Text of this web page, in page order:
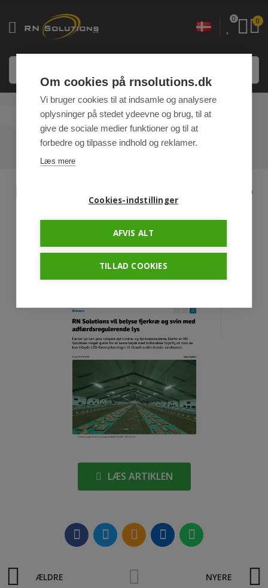
0 0
PRESSE OG BLOG
HJEM PRESSE OG BLOG
RN Solutions vil belyse fjerkræ
og svin med
adfærdsregulerende lys
Presse Og Blogs,Presse
LÆS ARTIKLEN
ÆLDRE NYERE
Om cookies på rnsolutions.dk
Vi bruger cookies til at indsamle og analysere
oplysninger på stedet ydeevne og brug, til at
give de sociale medier funktioner og til at
forbedre og tilpasse indhold og reklamer.
Læs mere
Cookies-indstillinger
AFVIS ALT
TILLAD COOKIES